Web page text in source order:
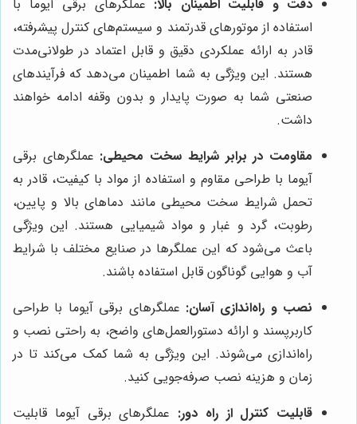
دقت و قابلیت اطمینان بالا: عملگرهای برقی آیوما با
استفاده از موتورهای قدرتمند و سیستم‌های کنترل پیشرفته،
قادر به ارائه عملکردی دقیق و قابل اعتماد در طولانی‌مدت
هستند. این ویژگی به شما اطمینان می‌دهد که فرآیندهای
صنعتی شما به صورت پایدار و بدون وقفه ادامه خواهند
داشت.
مقاومت در برابر شرایط سخت محیطی: عملگرهای برقی
آیوما با طراحی مقاوم و استفاده از مواد با کیفیت، قادر به
تحمل شرایط سخت محیطی مانند دماهای بالا و پایین،
رطوبت، گرد و غبار و مواد شیمیایی هستند. این ویژگی
باعث می‌شود که این عملگرها در صنایع مختلف با شرایط
آب و هوایی گوناگون قابل استفاده باشند.
نصب و راه‌اندازی آسان: عملگرهای برقی آیوما با طراحی
کاربرپسند و ارائه دستورالعمل‌های واضح، به راحتی نصب و
راه‌اندازی می‌شوند. این ویژگی به شما کمک می‌کند تا در
زمان و هزینه نصب صرفه‌جویی کنید.
قابلیت کنترل از راه دور: عملگرهای برقی آیوما قابلیت